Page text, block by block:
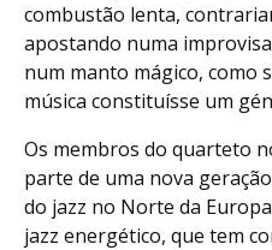
combustão lenta,
apostando numa
num manto mágico, como
música constituísse um
Os membros do quarteto
parte de uma nova
do jazz no Norte da
jazz energético, que tem